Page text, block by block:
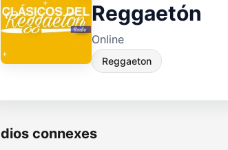
Reggaetón
Online
Reggaeton
connexes